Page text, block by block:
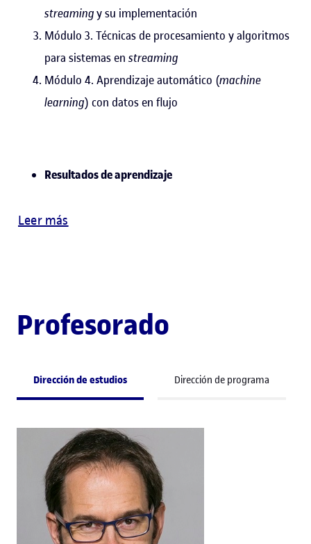
streamingy su implementación
Módulo 3. Técnicas de procesamiento y algoritmos
para sistemas en streaming
Módulo 4. Aprendizaje automático (machine
learning) con datos en flujo
Resultados de aprendizaje
Leer más
Profesorado
Dirección de estudios Dirección de programa